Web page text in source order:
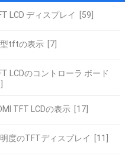
LCD ディスプレイ [59]
tftの表示 [7]
LCDのコントローラ ボード
TFT LCDの表示 [17]
度のTFTディスプレイ [11]